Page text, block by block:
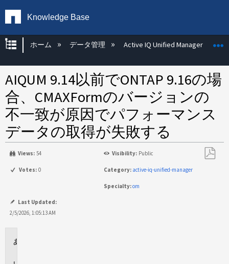
Knowledge Base
グローバル階層を展開/折りたたむ
ホーム データ管理 Active IQ Unified Manager
AIQUM 9.14以前でONTAP 9.16の場
合、CMAXFormのバージョンの
不一致が原因でパフォーマンス
データの取得が失敗する
Views: 54 Visibility: Public
Votes: 0 Category: active-iq-unified-manager
Specialty:om
Last Updated:
2/5/2026, 1:05:13 AM